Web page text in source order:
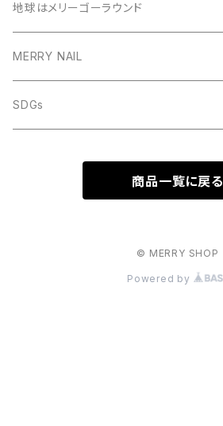
地球はメリーゴーラウンド
MERRY NAIL
SDGs
商品一覧に戻る
© MERRY SHOP
Powered by